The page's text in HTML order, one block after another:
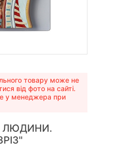
товару може не
від фото на сайті.
у менеджера при
ЛЮДИНИ.